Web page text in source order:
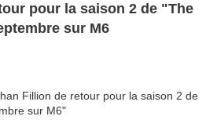
pour la saison 2 de "The
sur M6